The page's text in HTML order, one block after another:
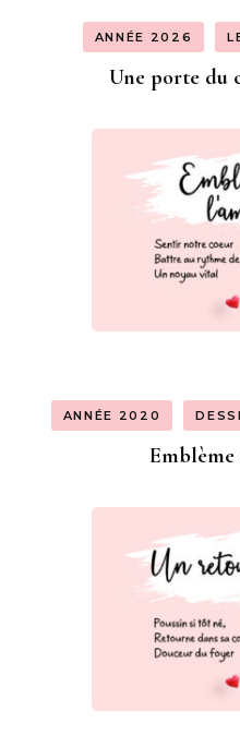
ANNÉE 2026
Une porte du
ANNÉE 2020
Emblème